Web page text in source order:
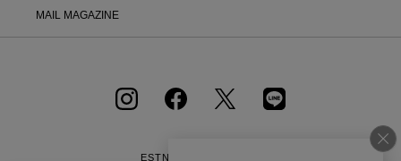
MAIL MAGAZINE
ESTNATION OFFICIAL